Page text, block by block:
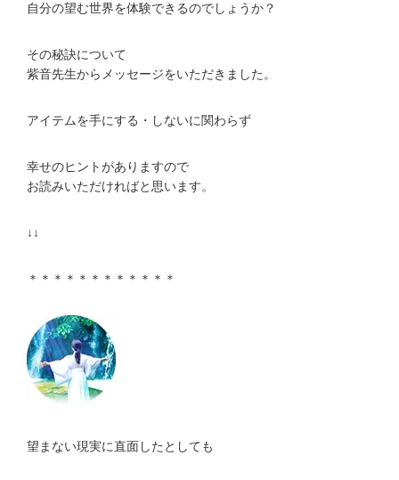
自分の望む世界を体験できるのでしょうか？
その秘訣について
紫音先生からメッセージをいただきました。
アイテムを手にする・しないに関わらず
幸せのヒントがありますので
お読みいただければと思います。
↓↓
＊＊＊＊＊＊＊＊＊＊＊＊
望まない現実に直面したとしても